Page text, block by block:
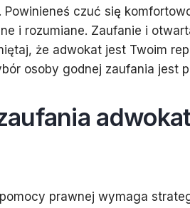
czuć się
i rozumiane. Zaufanie i
że adwokat jest Twoim
osoby godnej zaufania jest
prawnej wymaga